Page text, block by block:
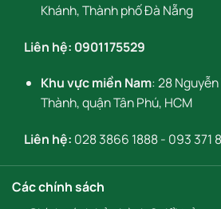
Khánh, Thành phố Đà Nẵng
Liên hệ: 0901175529
Khu vực miền Nam: 28
Thành, quận Tân Phú, HCM
Liên hệ: 028 3866 1888- 093 371
Các chính sách